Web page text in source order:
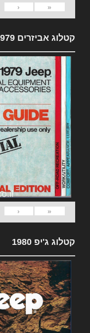
«
‹
קטלוג אביזרים 1979 Jeep
«
‹
קטלוג ג'יפ 1980